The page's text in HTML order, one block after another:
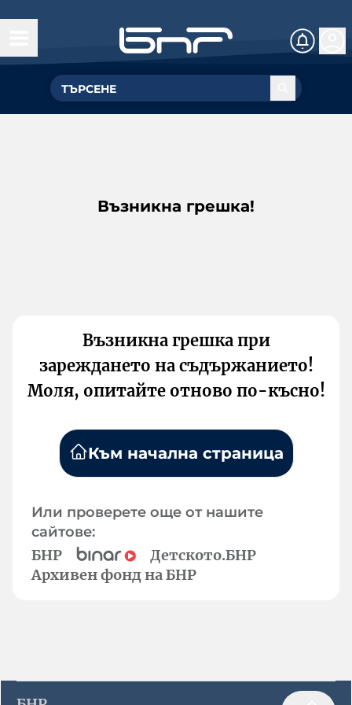
Възникна грешка!
Възникна грешка при
зареждането на съдържанието!
Моля, опитайте отново по-късно!
Към начална страница
Или проверете още от нашите
сайтове:
БНР
Детското.БНР
Архивен фонд на БНР